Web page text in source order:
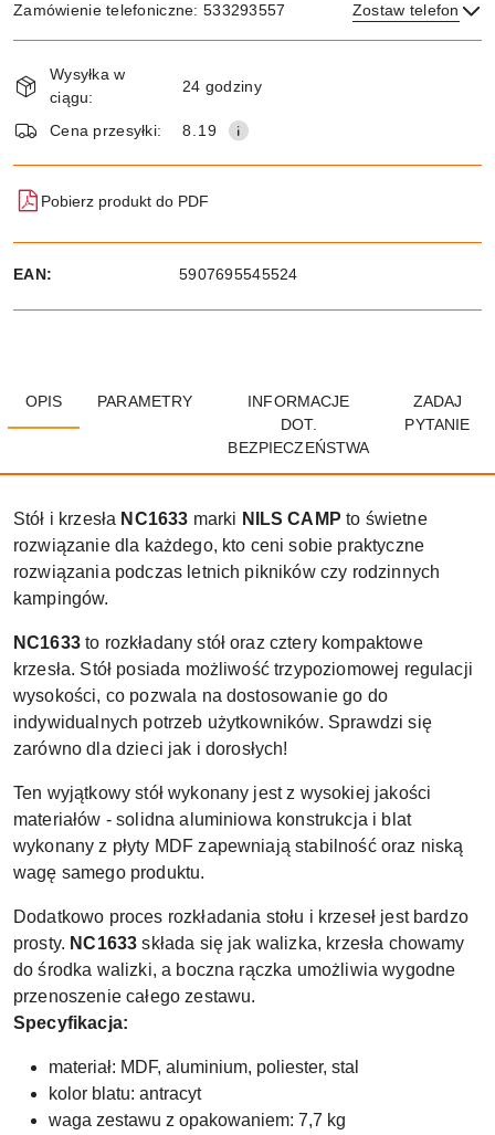
Zamówienie telefoniczne: 533293557 Zostaw telefon
i
dostawa
Wysyłka w
ciągu:
24 godziny
Cena przesyłki: 8.19
Pobierz produkt do PDF
EAN: 5907695545524
OPIS PARAMETRY
INFORMACJE
DOT.
BEZPIECZEŃSTWA
ZADAJ
PYTANIE
Stół i krzesła NC1633 marki NILS CAMP to świetne
rozwiązanie dla każdego, kto ceni sobie praktyczne
rozwiązania podczas letnich pikników czy rodzinnych
kampingów.
NC1633to rozkładany stół oraz cztery kompaktowe
krzesła. Stół posiada możliwość trzypoziomowej regulacji
wysokości, co pozwala na dostosowanie go do
indywidualnych potrzeb użytkowników. Sprawdzi się
zarówno dla dzieci jak i dorosłych!
Ten wyjątkowy stół wykonany jest z wysokiej jakości
materiałów - solidna aluminiowa konstrukcja i blat
wykonany z płyty MDF zapewniają stabilność oraz niską
wagę samego produktu.
Dodatkowo proces rozkładania stołu i krzeseł jest bardzo
prosty. NC1633 składa się jak walizka, krzesła chowamy
do środka walizki, a boczna rączka umożliwia wygodne
przenoszenie całego zestawu.
Specyfikacja:
materiał: MDF, aluminium, poliester, stal
kolor blatu: antracyt
waga zestawu z opakowaniem: 7,7 kg